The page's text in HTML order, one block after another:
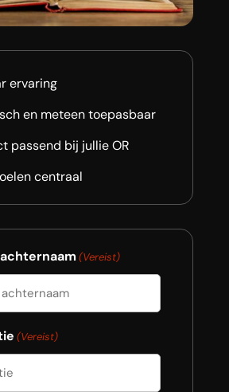
ervaring
en meteen toepasbaar
passend bij jullie OR
centraal
(Vereist)
(Vereist)